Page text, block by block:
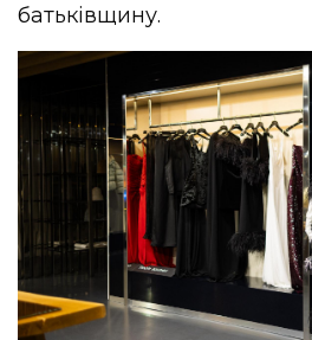
батьківщину.